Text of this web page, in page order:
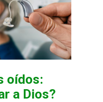
oídos:
a Dios?